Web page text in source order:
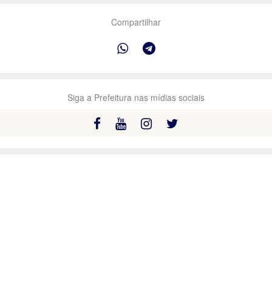
Compartilhar
Siga a Prefeitura nas mídias sociais